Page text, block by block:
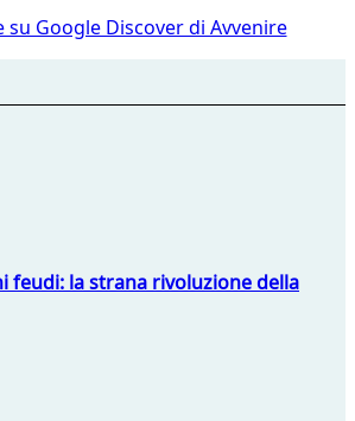
su Google Discover di Avvenire
feudi: la strana rivoluzione della